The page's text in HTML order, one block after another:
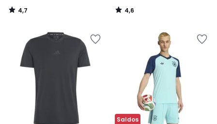
4,7
/
4,6
/
Saldos